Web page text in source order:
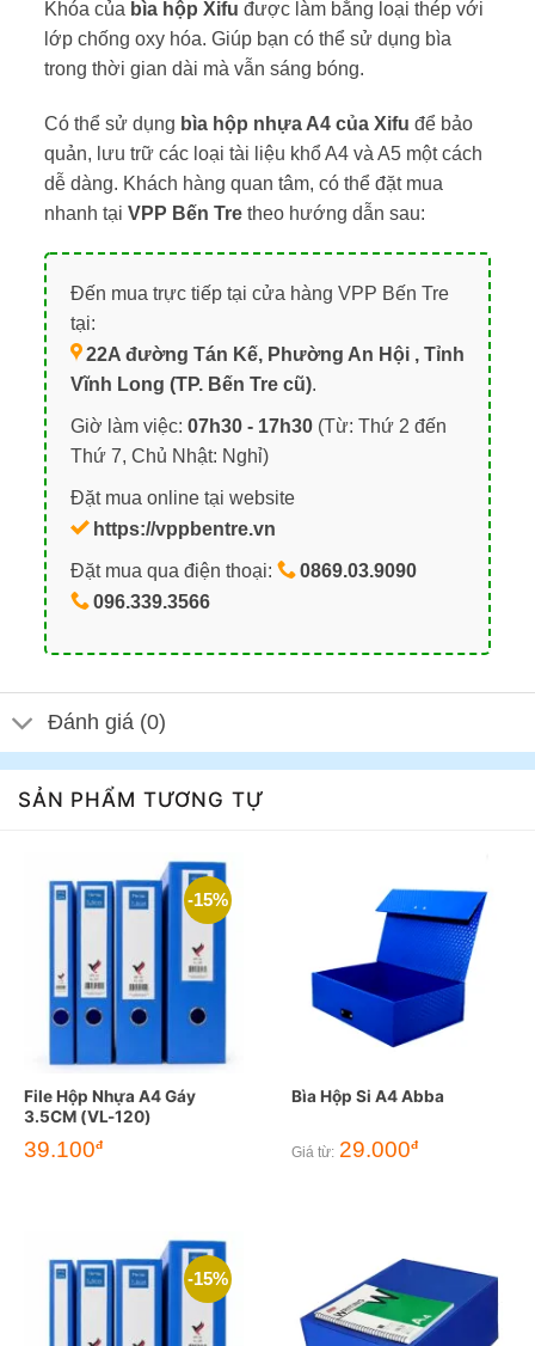
Khóa của bìa hộp Xifu được làm bằng loại thép với
lớp chống oxy hóa. Giúp bạn có thể sử dụng bìa
trong thời gian dài mà vẫn sáng bóng.
Có thể sử dụng bìa hộp nhựa A4 của Xifu để bảo
quản, lưu trữ các loại tài liệu khổ A4 và A5 một cách
dễ dàng. Khách hàng quan tâm, có thể đặt mua
nhanh tại VPP Bến Tretheo hướng dẫn sau:
Đến mua trực tiếp tại cửa hàng VPP Bến Tre
tại:
22A đường Tán Kế, Phường An Hội , Tỉnh
Vĩnh Long (TP. Bến Tre cũ).
Giờ làm việc: 07h30 - 17h30(Từ: Thứ 2 đến
Thứ 7, Chủ Nhật: Nghỉ)
Đặt mua online tại website
https://vppbentre.vn
Đặt mua qua điện thoại:
0869.03.9090
096.339.3566
Đánh giá (0)
SẢN PHẨM TƯƠNG TỰ
-15%
File Hộp Nhựa A4 Gáy
3.5CM (VL-120)
Giá
gốc
39.100đGiá
Bìa Hộp Si A4 Abba
Giá từ: 29.000đ
-15%